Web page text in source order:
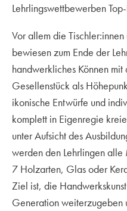
Lehrlingswettbewerben
Vor allem die
bewiesen zum Ende der
handwerkliches Können
Gesellenstück als
ikonische Entwürfe und
komplett in Eigenregie
unter Aufsicht des
werden den Lehrlingen
7 Holzarten, Glas oder
Ziel ist, die
Generation weiterzugeben